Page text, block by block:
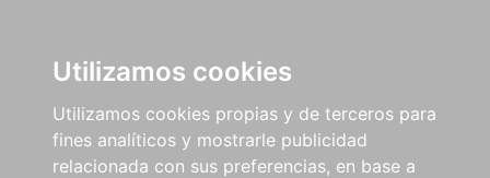
Utilizamos cookies
Utilizamos cookies propias y de terceros para
fines analíticos y mostrarle publicidad
relacionada con sus preferencias, en base a